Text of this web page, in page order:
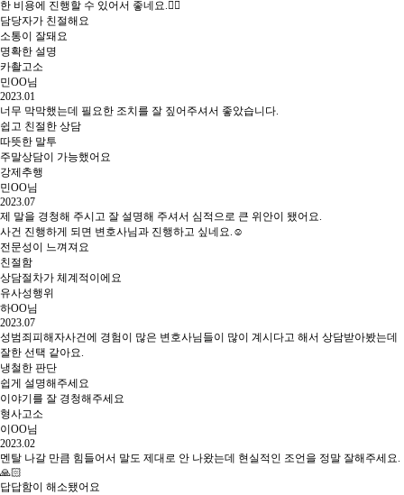
한 비용에 진행할 수 있어서 좋네요.👍🏻
담당자가 친절해요
소통이 잘돼요
명확한 설명
카촬고소
민OO님
2023.01
너무 막막했는데 필요한 조치를 잘 짚어주셔서 좋았습니다.
쉽고 친절한 상담
따뜻한 말투
주말상담이 가능했어요
강제추행
민OO님
2023.07
제 말을 경청해 주시고 잘 설명해 주셔서 심적으로 큰 위안이 됐어요.
사건 진행하게 되면 변호사님과 진행하고 싶네요.☺
전문성이 느껴져요
친절함
상담절차가 체계적이에요
유사성행위
하OO님
2023.07
성범죄피해자사건에 경험이 많은 변호사님들이 많이 계시다고 해서 상담받아봤는데
잘한 선택 같아요.
냉철한 판단
쉽게 설명해주세요
이야기를 잘 경청해주세요
형사고소
이OO님
2023.02
멘탈 나갈 만큼 힘들어서 말도 제대로 안 나왔는데 현실적인 조언을 정말 잘해주세요.
🙏🏻
답답함이 해소됐어요